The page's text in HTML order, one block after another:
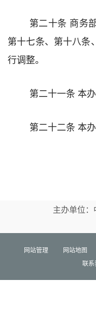
第二十条 商务
第十七条、第十八条、
行调整。
第二十一条 本
第二十二条 本
主办单位
网站管理 网站地图
联系